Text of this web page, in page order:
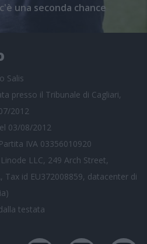
una seconda chance
Salis
presso il Tribunale di Cagliari,
2012
03/08/2012
IVA 03356010920
LLC, 249 Arch Street,
Tax id EU372008859, datacenter di
testata